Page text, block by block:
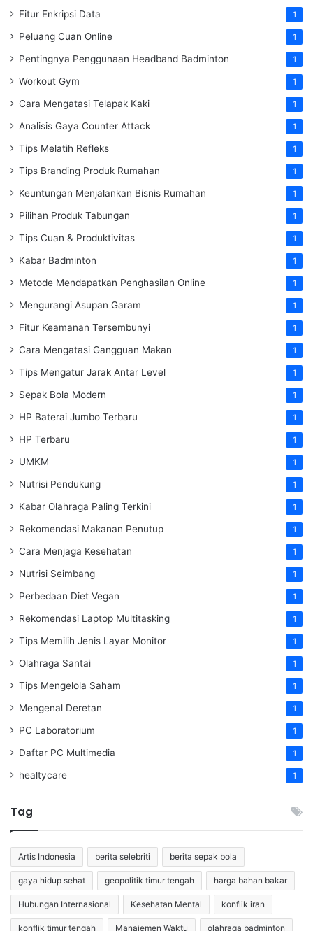
Fitur Enkripsi Data 1
Peluang Cuan Online 1
Pentingnya Penggunaan Headband Badminton 1
Workout Gym 1
Cara Mengatasi Telapak Kaki 1
Analisis Gaya Counter Attack 1
Tips Melatih Refleks 1
Tips Branding Produk Rumahan 1
Keuntungan Menjalankan Bisnis Rumahan 1
Pilihan Produk Tabungan 1
Tips Cuan & Produktivitas 1
Kabar Badminton 1
Metode Mendapatkan Penghasilan Online 1
Mengurangi Asupan Garam 1
Fitur Keamanan Tersembunyi 1
Cara Mengatasi Gangguan Makan 1
Tips Mengatur Jarak Antar Level 1
Sepak Bola Modern 1
HP Baterai Jumbo Terbaru 1
HP Terbaru 1
UMKM 1
Nutrisi Pendukung 1
Kabar Olahraga Paling Terkini 1
Rekomendasi Makanan Penutup 1
Cara Menjaga Kesehatan 1
Nutrisi Seimbang 1
Perbedaan Diet Vegan 1
Rekomendasi Laptop Multitasking 1
Tips Memilih Jenis Layar Monitor 1
Olahraga Santai 1
Tips Mengelola Saham 1
Mengenal Deretan 1
PC Laboratorium 1
Daftar PC Multimedia 1
healtycare 1
Tag
Artis Indonesia berita selebriti berita sepak bola
gaya hidup sehat geopolitik timur tengah harga bahan bakar
Hubungan Internasional Kesehatan Mental konflik iran
konflik timur tengah Manajemen Waktu olahraga badminton